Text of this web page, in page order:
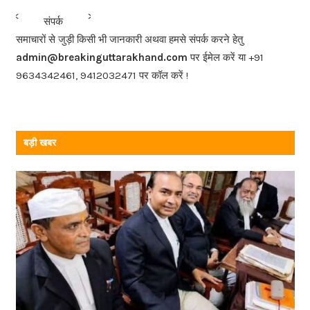
b
o
o
k
<<< संपर्क
>>>
समाचारों से जुड़ी किसी भी जानकारी अथवा हमसे संपर्क करने हेतु
admin@breakinguttarakhand.com पर ईमेल करें या +91
9634342461, 9412032471 पर कॉल करें !
बड़ी खबर